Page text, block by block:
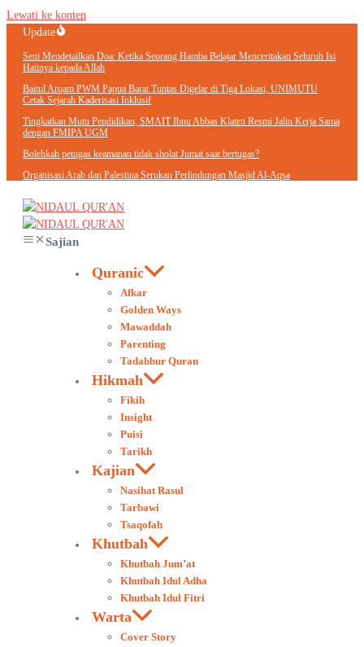
Lewati ke konten
Update
Seni Mendetailkan Doa: Ketika Seorang Hamba Belajar Menceritakan Seluruh Isi
Hatinya kepada Allah
Baitul Arqam PWM Papua Barat Tuntas Digelar di Tiga Lokasi, UNIMUTU
Cetak Sejarah Kaderisasi Inklusif
Tingkatkan Mutu Pendidikan, SMAIT Ibnu Abbas Klaten Resmi Jalin Kerja Sama
dengan FMIPA UGM
Bolehkah petugas keamanan tidak sholat Jumat saat bertugas?
Organisasi Arab dan Palestina Serukan Perlindungan Masjid Al-Aqsa
Sajian
Quranic
Afkar
Golden Ways
Mawaddah
Parenting
Tadabbur Quran
Hikmah
Fikih
Insight
Puisi
Tarikh
Kajian
Nasihat Rasul
Tarbawi
Tsaqofah
Khutbah
Khutbah Jum’at
Khutbah Idul Adha
Khutbah Idul Fitri
Warta
Cover Story